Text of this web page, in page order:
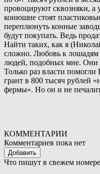
провоцируют сквозняки, а
конюшне стоят
переплюнуть конные
будут покупать. Ведь
Найти таких, как я
сложно. Любовь к
людей, подобных мне. Они
Только раз власти
грант в 800 тысяч рублей
фермы». Но он и не
КОММЕНТАРИИ
Комментариев пока нет
Добавить
Что пишут в свежем